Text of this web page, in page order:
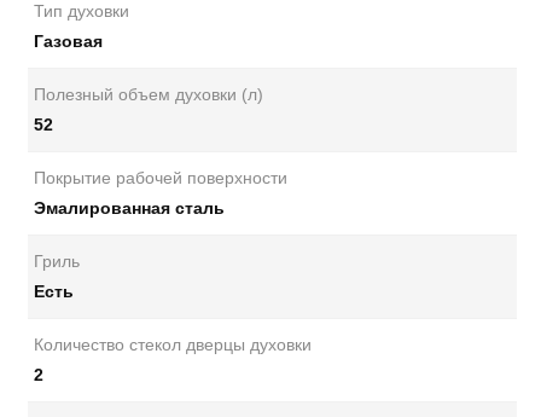
Тип духовки
Газовая
Полезный объем духовки (л)
52
Покрытие рабочей поверхности
Эмалированная сталь
Гриль
Есть
Количество стекол дверцы духовки
2